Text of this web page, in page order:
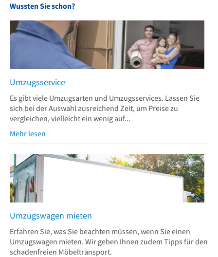
Wussten Sie schon?
Umzugsservice
Es gibt viele Umzugsarten und Umzugsservices. Lassen Sie
sich bei der Auswahl ausreichend Zeit, um Preise zu
vergleichen, vielleicht ein wenig auf...
Mehr lesen
Umzugswagen mieten
Erfahren Sie, was Sie beachten müssen, wenn Sie einen
Umzugswagen mieten. Wir geben Ihnen zudem Tipps für den
schadenfreien Möbeltransport.